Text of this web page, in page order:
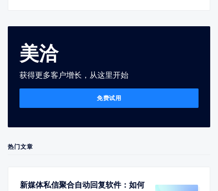
美洽
获得更多客户增长，从这里开始
免费试用
热门文章
新媒体私信聚合自动回复软件：如何